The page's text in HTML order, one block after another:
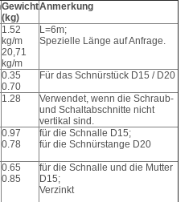
Gewicht
(kg)
Anmerkung
1.52
kg/m
20,71
kg/m
L=6m;
Spezielle Länge auf Anfrage.
0.35
0.70
Für das Schnürstück D15 / D20
1.28
Verwendet, wenn die Schraub-
und Schaltabschnitte nicht
vertikal sind.
0.97
0.78
für die Schnalle D15;
für die Schnürstange D20
0.65
0.85
für die Schnalle und die Mutter
D15;
Verzinkt